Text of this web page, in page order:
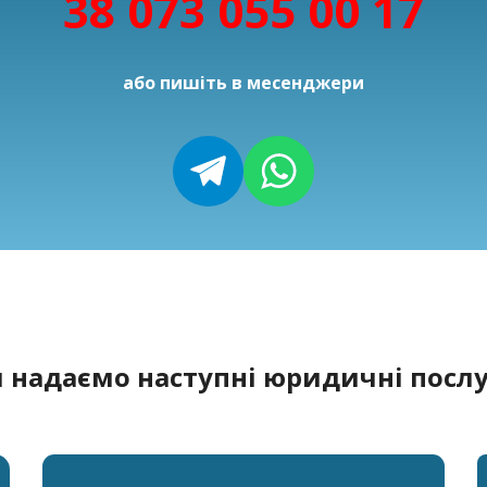
або пишіть в месенджери
наступні юридичні